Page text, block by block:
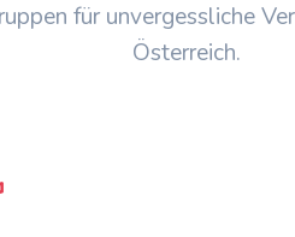
für unvergessliche
Österreich.